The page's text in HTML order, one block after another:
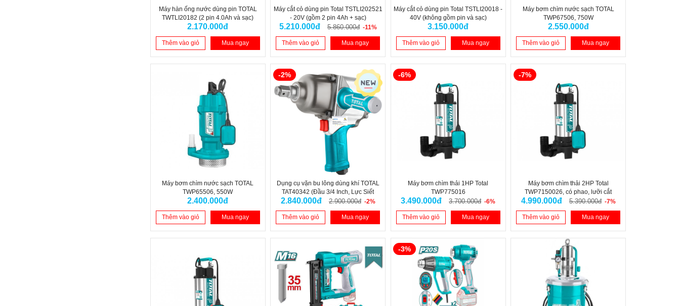
Máy hàn ống nước dùng pin TOTAL
TWTLI20182 (2 pin 4.0Ah và sạc)
2.170.000đ
Thêm vào giỏ Mua ngay
Máy cắt cỏ dùng pin Total TSTLI202521
- 20V (gồm 2 pin 4Ah + sạc)
5.210.000đ 5.860.000đ -11%
Thêm vào giỏ Mua ngay
Máy cắt cỏ dùng pin Total TSTLI20018 -
40V (không gồm pin và sạc)
3.150.000đ
Thêm vào giỏ Mua ngay
Máy bơm chìm nước sạch TOTAL
TWP67506, 750W
2.550.000đ
Thêm vào giỏ Mua ngay
Máy bơm chìm nước sạch TOTAL
TWP65506, 550W
2.400.000đ
Thêm vào giỏ Mua ngay
Dụng cụ vặn bu lông dùng khí TOTAL
TAT40342 (Đầu 3/4 Inch, Lực Siết
1600Nm)
2.840.000đ 2.900.000đ -2%
-2%
Thêm vào giỏ Mua ngay
Máy bơm chìm thải 1HP Total
TWP775016
3.490.000đ 3.700.000đ -6%
-6%
Thêm vào giỏ Mua ngay
Máy bơm chìm thải 2HP Total
TWP7150026, có phao, lưỡi cắt
4.990.000đ 5.390.000đ -7%
-7%
Thêm vào giỏ Mua ngay
-3%